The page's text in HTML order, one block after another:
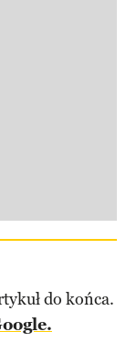
do końca.